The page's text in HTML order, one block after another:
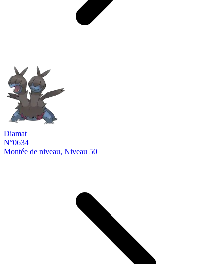
Diamat
N°0634
Montée de niveau, Niveau 50